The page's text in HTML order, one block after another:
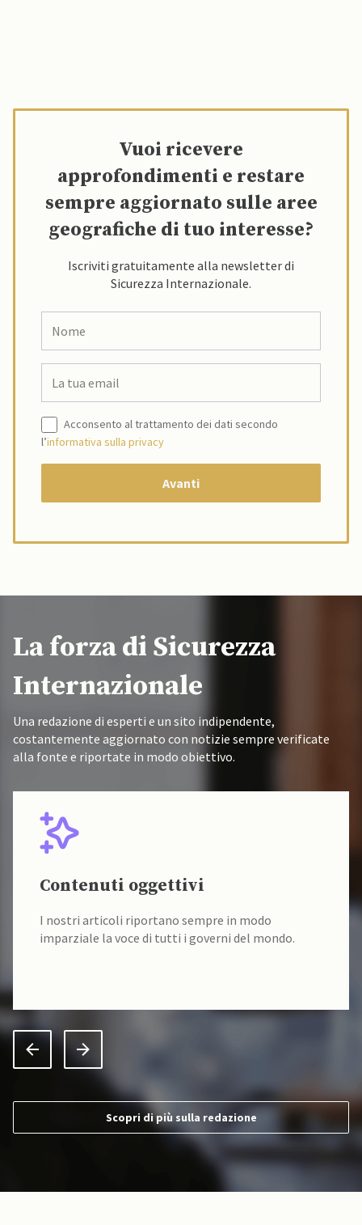
Vuoi ricevere
approfondimenti e restare
sempre aggiornato sulle aree
geografiche di tuo interesse?
Iscriviti gratuitamente alla newsletter di
Sicurezza Internazionale.
Acconsento al trattamento dei dati secondo
l’informativa sulla privacy
La forza di Sicurezza
Internazionale
Una redazione di esperti e un sito indipendente,
costantemente aggiornato con notizie sempre verificate
alla fonte e riportate in modo obiettivo.
Contenuti oggettivi
I nostri articoli riportano sempre in modo
imparziale la voce di tutti i governi del mondo.
Scopri di più sulla redazione